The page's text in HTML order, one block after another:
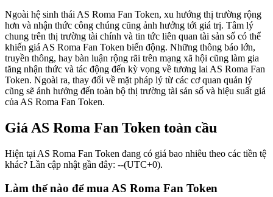
Ngoài hệ sinh thái AS Roma Fan Token, xu hướng thị trường rộng
hơn và nhận thức công chúng cũng ảnh hưởng tới giá trị. Tâm lý
chung trên thị trường tài chính và tin tức liên quan tài sản số có thể
khiến giá AS Roma Fan Token biến động. Những thông báo lớn,
truyền thông, hay bàn luận rộng rãi trên mạng xã hội cũng làm gia
tăng nhận thức và tác động đến kỳ vọng về tương lai AS Roma Fan
Token. Ngoài ra, thay đổi về mặt pháp lý từ các cơ quan quản lý
cũng sẽ ảnh hưởng đến toàn bộ thị trường tài sản số và hiệu suất giá
của AS Roma Fan Token.
Giá AS Roma Fan Token toàn cầu
Hiện tại AS Roma Fan Token đang có giá bao nhiêu theo các tiền tệ
khác? Lần cập nhật gần đây: --(UTC+0).
Làm thế nào để mua AS Roma Fan Token